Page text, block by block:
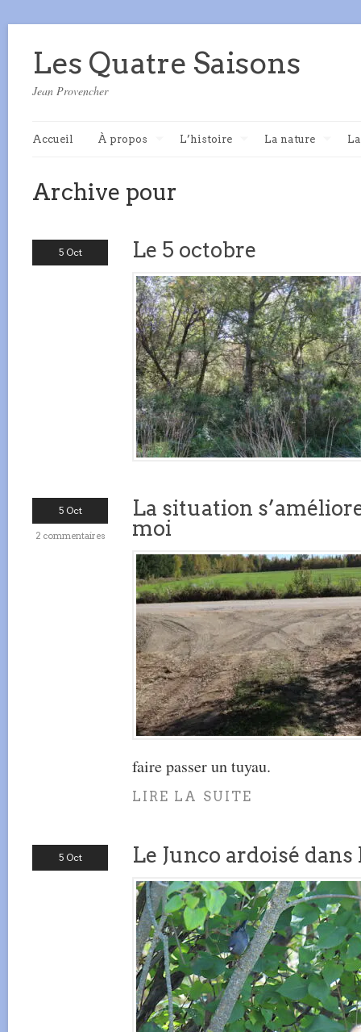
Les Quatre Saisons
Jean Provencher
Accueil À propos L’histoire La nature
Archive pour
5 Oct Le 5 octobre
5 Oct
2 commentaires
La situation
moi
faire passer un tuyau.
LIRE LA SUITE
5 Oct Le Junco ardoisé dans